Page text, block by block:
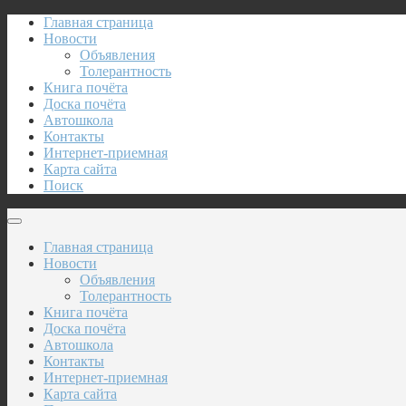
Главная страница
Новости
Объявления
Толерантность
Книга почёта
Доска почёта
Автошкола
Контакты
Интернет-приемная
Карта сайта
Поиск
Главная страница
Новости
Объявления
Толерантность
Книга почёта
Доска почёта
Автошкола
Контакты
Интернет-приемная
Карта сайта